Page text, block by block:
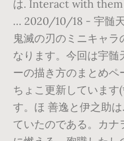
は. Interact with
… 2020/10/18 - 宇髄
鬼滅の刃のミニキャラ
なります。今回は宇髄
ーの描き方のまとめペ
ちょこ更新していま
す。ほ 善逸と伊之助
ていたのである。カ